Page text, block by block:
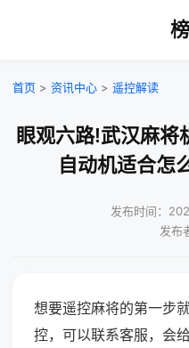
首页 > 资讯中心 > 遥控解读
眼观六路!武汉麻将
自动机适合怎
发布时间：
发布
想要遥控麻将的第一步
控，可以联系客服，会